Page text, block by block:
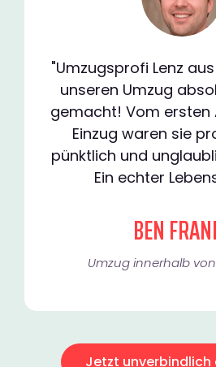
"Umzugsprofi Lenz
unseren Umzug
gemacht! Vom ersten
Einzug waren sie
pünktlich und
Ein echter
BEN
Umzug innerhalb
Jetzt unverbindlich